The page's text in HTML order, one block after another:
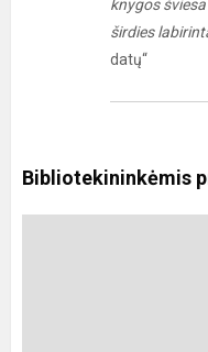
knygos
širdies
datų“
Bibliotekininkėmis